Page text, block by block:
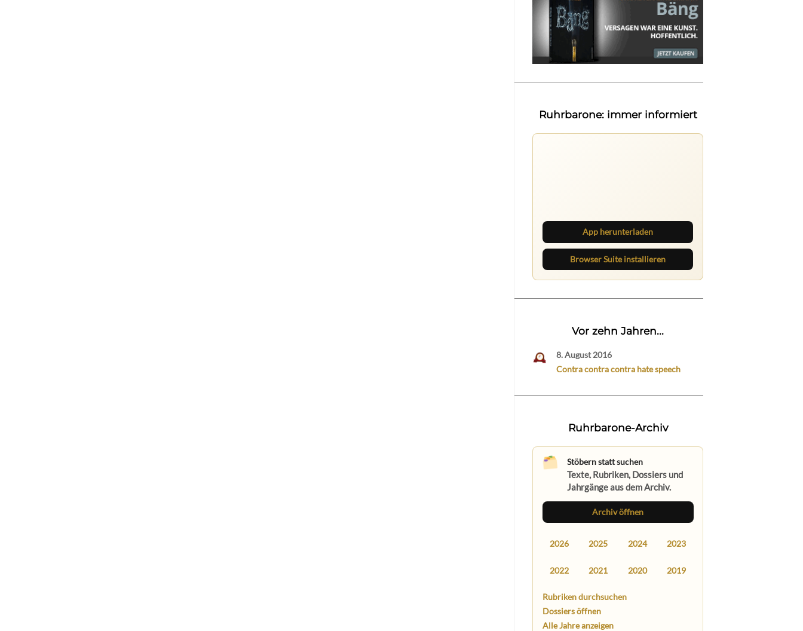
Ruhrbarone: immer informiert
App herunterladen
Browser Suite installieren
Vor zehn Jahren...
8. August 2016
Contra contra contra hate speech
Ruhrbarone-Archiv
Stöbern statt suchen
Texte, Rubriken, Dossiers und
Jahrgänge aus dem Archiv.
Archiv öffnen
2026 2025 2024 2023
2022 2021 2020 2019
Rubriken durchsuchen
Dossiers öffnen
Alle Jahre anzeigen